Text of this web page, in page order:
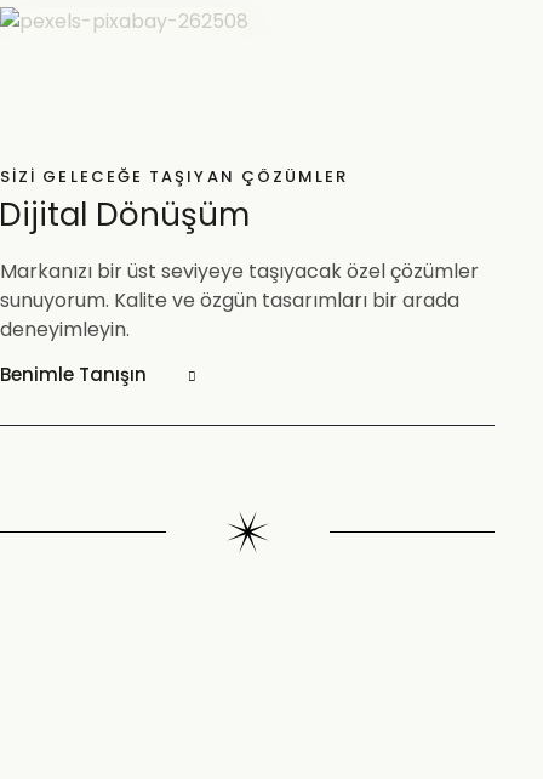
SIZI GELECEĞE TAŞIYAN ÇÖZÜMLER
Dijital Dönüşüm
Markanızı bir üst seviyeye taşıyacak özel çözümler
sunuyorum. Kalite ve özgün tasarımları bir arada
deneyimleyin.
Benimle Tanışın